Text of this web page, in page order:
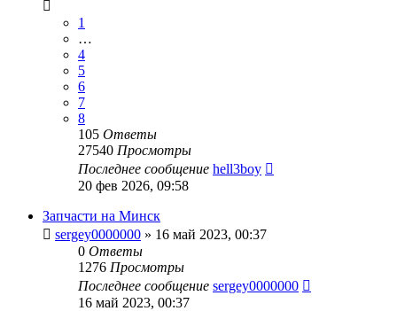
1
…
4
5
6
7
8
105 Ответы
27540 Просмотры
Последнее сообщение hell3boy
20 фев 2026, 09:58
Запчасти на Минск
sergey0000000 » 16 май 2023, 00:37
0 Ответы
1276 Просмотры
Последнее сообщение sergey0000000
16 май 2023, 00:37